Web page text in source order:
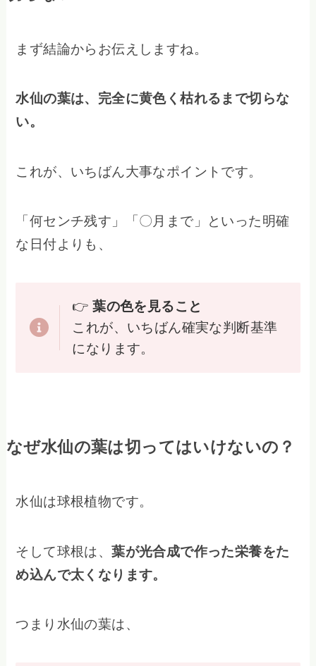
まず結論からお伝えしますね。
水仙の葉は、完全に黄色く枯れるまで切らな
い。
これが、いちばん大事なポイントです。
「何センチ残す」「〇月まで」といった明確
な日付よりも、
👉葉の色を見ること
これが、いちばん確実な判断基準
になります。
なぜ水仙の葉は切ってはいけないの？
水仙は球根植物です。
そして球根は、葉が光合成で作った栄養をた
め込んで太くなります。
つまり水仙の葉は、